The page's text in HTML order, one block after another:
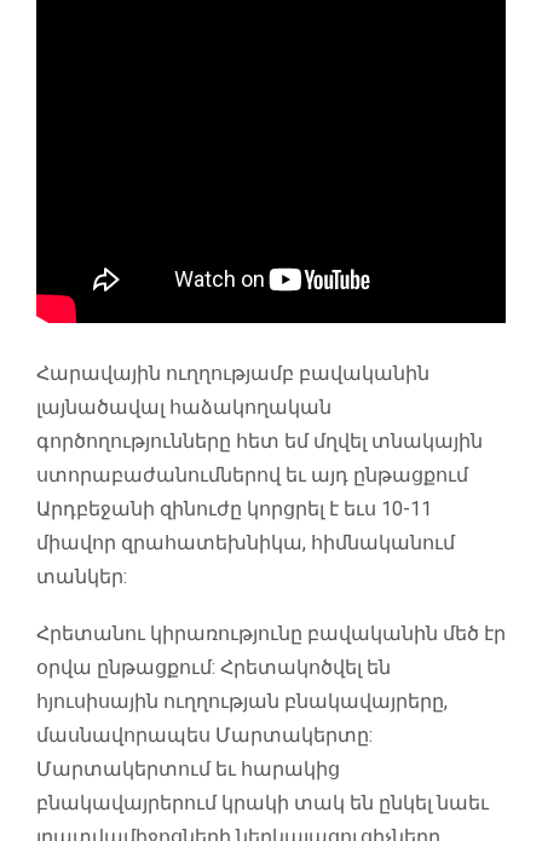
Հարավային ուղղությամբ բավականին
լայնածավալ հաձակողական
գործողությունները հետ եմ մղվել տնակային
ստորաբաժանումներով եւ այդ ընթացքում
Արդբեջանի զինուժը կորցրել է եւս 10-11
միավոր զրահատեխնիկա, հիմնականում
տանկեր:
Հրետանու կիրառությունը բավականին մեծ էր
օրվա ընթացքում: Հրետակոծվել են
հյուսիսային ուղղության բնակավայրերը,
մասնավորապես Մարտակերտը:
Մարտակերտում եւ հարակից
բնակավայրերում կրակի տակ են ընկել նաեւ